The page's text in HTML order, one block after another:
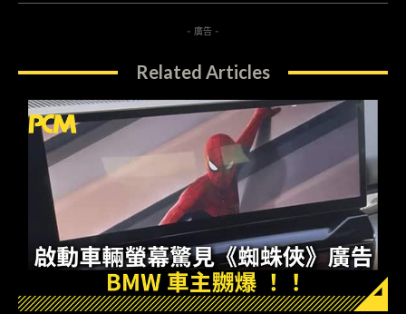
- 廣告 -
Related Articles